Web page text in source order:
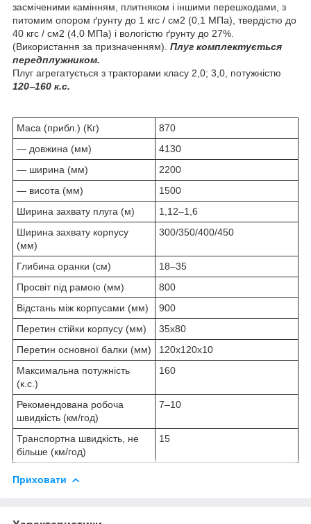
засміченими камінням, плитняком і іншими перешкодами, з
питомим опором ґрунту до 1 кгс / см2 (0,1 МПа), твердістю до
40 кгс / см2 (4,0 МПа) і вологістю ґрунту до 27%.
(Використання за призначенням). Плуг комплектується
передплужником.
Плуг агрегатується з тракторами класу 2,0; 3,0, потужністю
120‒160 к.с.
Маса (прибл.) (Кг)
870
— довжина (мм)
4130
— ширина (мм)
2200
— висота (мм)
1500
Ширина захвату плуга (м)
1,12‒1,6
Ширина захвату корпусу
(мм)
300/350/400/450
Глибина оранки (см)
18‒35
Просвіт під рамою (мм)
800
Відстань між корпусами (мм)
900
Перетин стійки корпусу (мм)
35x80
Перетин основної балки (мм)
120x120х10
Максимальна потужність
(к.с.)
160
Рекомендована робоча
швидкість (км/год)
7‒10
Транспортна швидкість, не
більше (км/год)
15
Приховати